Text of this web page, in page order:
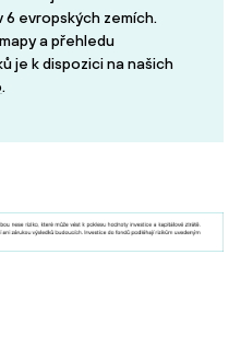
evropských zemích.
a přehledu
je k dispozici na našich
.